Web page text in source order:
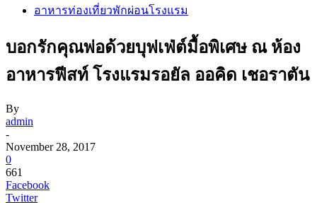
อาหารท่องเที่ยวพักผ่อนโรงแรม
บอกรักคุณพ่อด้วยบุฟเฟ่ต์มื้อพิเศษ ณ ห้อง
อาหารฟีสท์ โรงแรมรอยัล ออคิด เชอราตัน
By
admin
-
November 28, 2017
0
661
Facebook
Twitter